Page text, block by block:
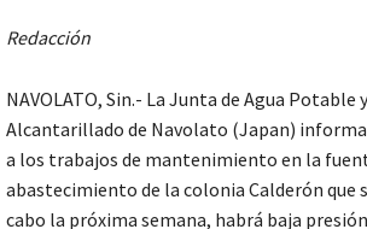
Redacción
NAVOLATO, Sin.- La Junta de Agua Potable y
Alcantarillado de Navolato (Japan) informa
a los trabajos de mantenimiento en la
abastecimiento de la colonia Calderón que
cabo la próxima semana, habrá baja